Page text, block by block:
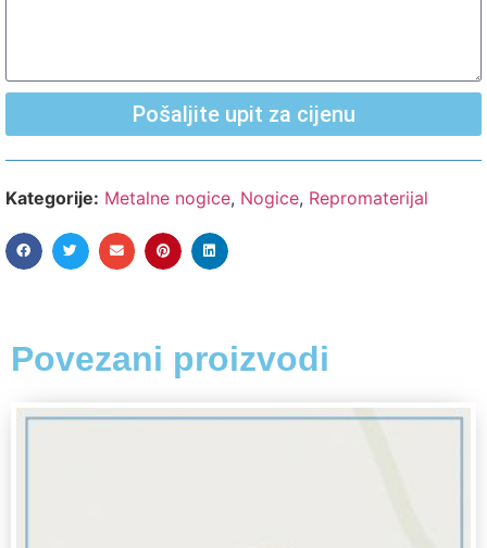
Pošaljite upit za cijenu
Kategorije: Metalne nogice, Nogice, Repromaterijal
Povezani proizvodi